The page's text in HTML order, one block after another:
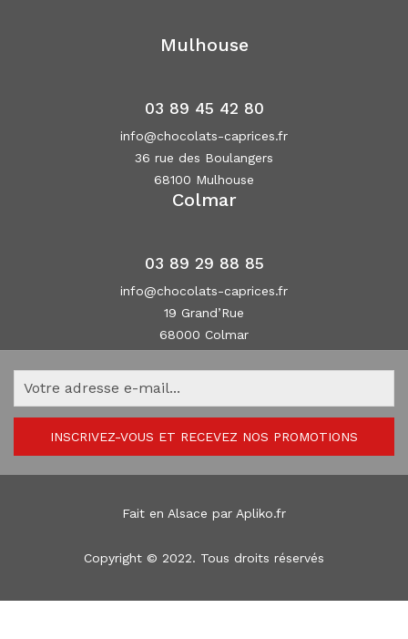
Mulhouse
03 89 45 42 80
info@chocolats-caprices.fr
36 rue des Boulangers
68100 Mulhouse
Colmar
03 89 29 88 85
info@chocolats-caprices.fr
19 Grand’Rue
68000 Colmar
INSCRIVEZ-VOUS ET RECEVEZ NOS PROMOTIONS
Copyright © 2022. Tous droits réservés
Fait en Alsace par Apliko.fr